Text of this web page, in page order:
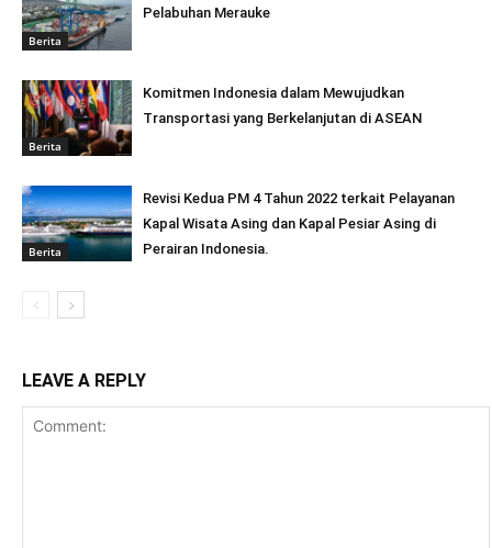
Berita
Pelabuhan Merauke
Berita
Komitmen Indonesia dalam Mewujudkan
Transportasi yang Berkelanjutan di ASEAN
Berita
Revisi Kedua PM 4 Tahun 2022 terkait Pelayanan
Kapal Wisata Asing dan Kapal Pesiar Asing di
Perairan Indonesia.
LEAVE A REPLY